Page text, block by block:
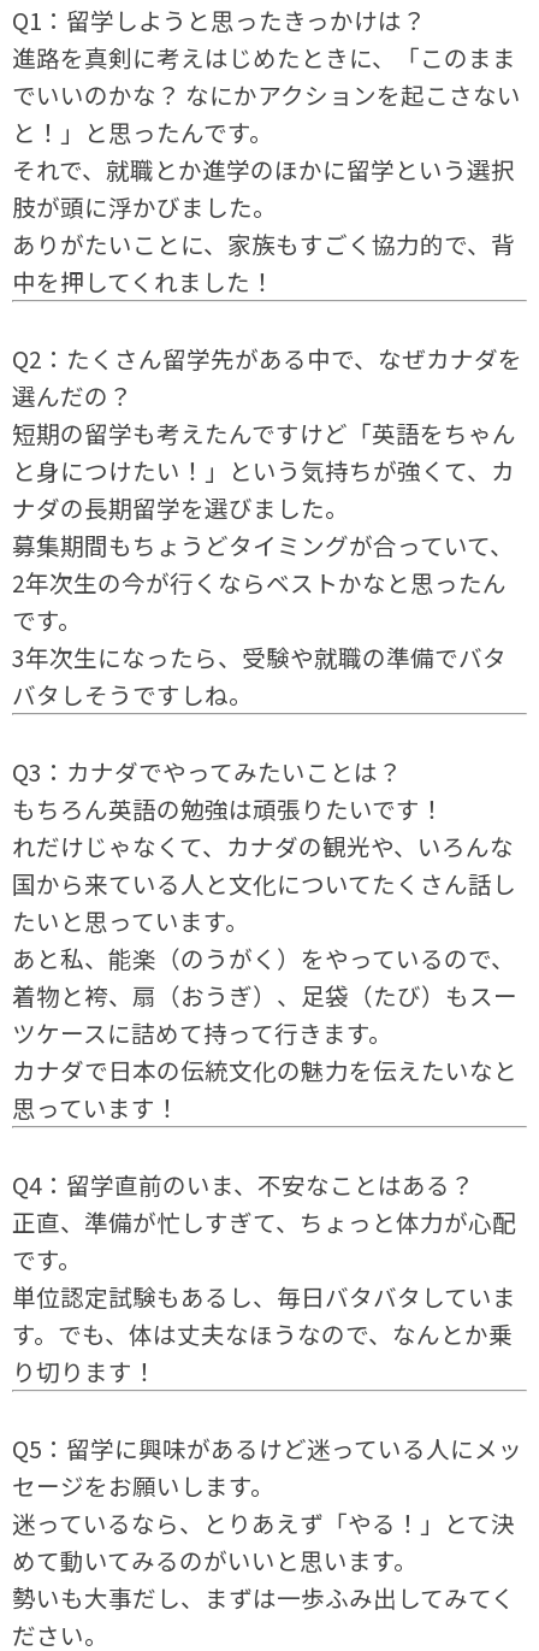
Q1：留学しようと思ったきっかけは？
進路を真剣に考えはじめたときに、「このまま
でいいのかな？ なにかアクションを起こさない
と！」と思ったんです。
それで、就職とか進学のほかに留学という選択
肢が頭に浮かびました。
ありがたいことに、家族もすごく協力的で、背
中を押してくれました！
Q2：たくさん留学先がある中で、なぜカナダを
選んだの？
短期の留学も考えたんですけど「英語をちゃん
と身につけたい！」という気持ちが強くて、カ
ナダの長期留学を選びました。
募集期間もちょうどタイミングが合っていて、
2年次生の今が行くならベストかなと思ったん
です。
3年次生になったら、受験や就職の準備でバタ
バタしそうですしね。
Q3：カナダでやってみたいことは？
もちろん英語の勉強は頑張りたいです！
れだけじゃなくて、カナダの観光や、いろんな
国から来ている人と文化についてたくさん話し
たいと思っています。
あと私、能楽（のうがく）をやっているので、
着物と袴、扇（おうぎ）、足袋（たび）もスー
ツケースに詰めて持って行きます。
カナダで日本の伝統文化の魅力を伝えたいなと
思っています！
Q4：留学直前のいま、不安なことはある？
正直、準備が忙しすぎて、ちょっと体力が心配
です。
単位認定試験もあるし、毎日バタバタしていま
す。でも、体は丈夫なほうなので、なんとか乗
り切ります！
Q5：留学に興味があるけど迷っている人にメッ
セージをお願いします。
迷っているなら、とりあえず「やる！」とて決
めて動いてみるのがいいと思います。
勢いも大事だし、まずは一歩ふみ出してみてく
ださい。